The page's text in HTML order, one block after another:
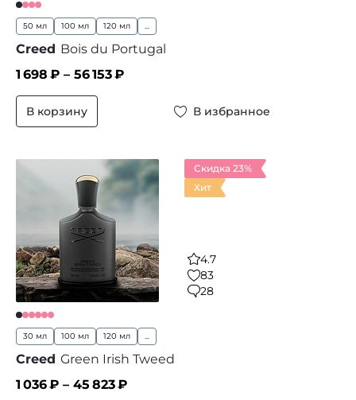
50 мл 100 мл 120 мл ...
Creed Bois du Portugal
1 698 ₽ – 56 153₽
В корзину В избранное
Скидка 23%
Хит
4.7
83
28
30 мл 100 мл 120 мл ...
Creed Green Irish Tweed
1 036₽ – 45 823₽